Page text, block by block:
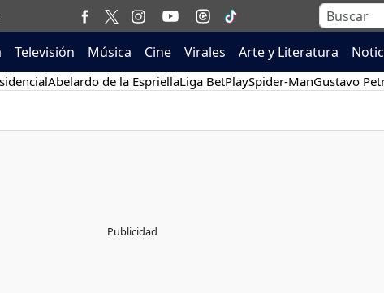
Televisión Música Cine Virales Arte y Literatura
Abelardo de la EspriellaLiga BetPlaySpider-ManGustavo